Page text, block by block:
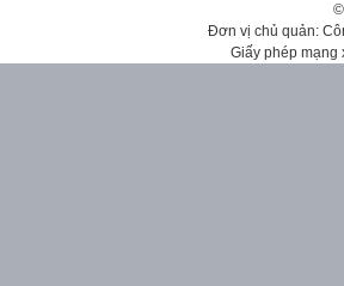
Đơn vị chủ quản:
Giấy phép mạng